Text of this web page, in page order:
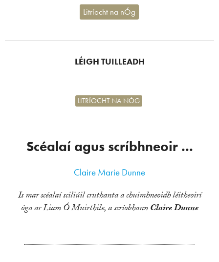
Litríocht na nÓg
LÉIGH TUILLEADH
Scéalaí agus scríbhneoir ...
LITRÍOCHT NA NÓG
Claire Marie Dunne
Is mar scéalaí sciliúil cruthanta a chuimhneoidh léitheoirí
óga ar Liam Ó Muirthile, a scríobhannClaire Dunne